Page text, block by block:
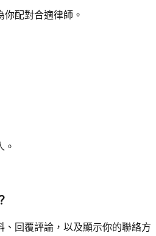
配對合適律師。
。
、回覆評論，以及顯示你的聯絡方